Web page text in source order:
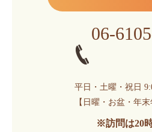
06-
平日・土曜・祝日
【日曜・お盆・年末
※訪問は20